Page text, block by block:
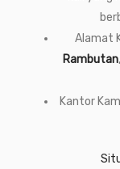
Alamat
Rambutan
Kantor